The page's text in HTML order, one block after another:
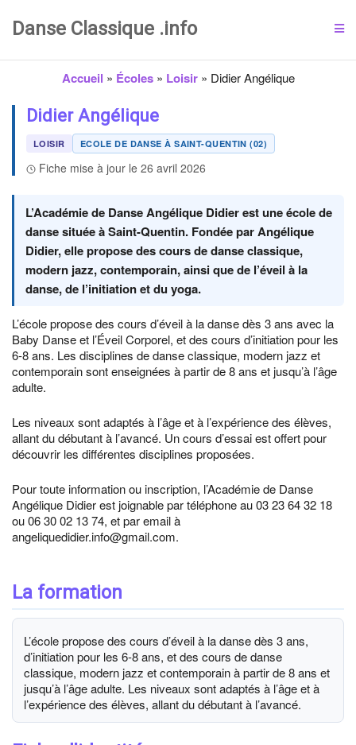
Danse Classique .info
Accueil » Écoles» Loisir» Didier Angélique
Didier Angélique
LOISIR ECOLE DE DANSE À SAINT-QUENTIN (02)
Fiche mise à jour le 26 avril 2026
L’Académie de Danse Angélique Didier est une école de
danse située à Saint-Quentin. Fondée par Angélique
Didier, elle propose des cours de danse classique,
modern jazz, contemporain, ainsi que de l’éveil à la
danse, de l’initiation et du yoga.
L’école propose des cours d’éveil à la danse dès 3 ans avec la
Baby Danse et l’Éveil Corporel, et des cours d’initiation pour les
6-8 ans. Les disciplines de danse classique, modern jazz et
contemporain sont enseignées à partir de 8 ans et jusqu’à l’âge
adulte.
Les niveaux sont adaptés à l’âge et à l’expérience des élèves,
allant du débutant à l’avancé. Un cours d’essai est offert pour
découvrir les différentes disciplines proposées.
Pour toute information ou inscription, l’Académie de Danse
Angélique Didier est joignable par téléphone au 03 23 64 32 18
ou 06 30 02 13 74, et par email à
angeliquedidier.info@gmail.com.
La formation
L’école propose des cours d’éveil à la danse dès 3 ans,
d’initiation pour les 6-8 ans, et des cours de danse
classique, modern jazz et contemporain à partir de 8 ans et
jusqu’à l’âge adulte. Les niveaux sont adaptés à l’âge et à
l’expérience des élèves, allant du débutant à l’avancé.